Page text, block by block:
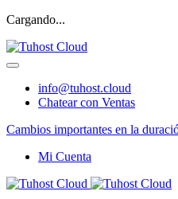
Cargando...
info@tuhost.cloud
Chatear con Ventas
Cambios importantes en la
Mi Cuenta